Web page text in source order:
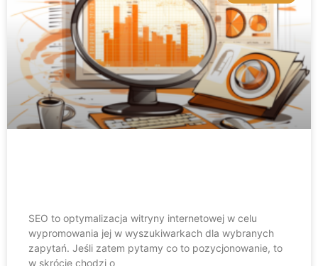
SEO to optymalizacja witryny internetowej w celu
wypromowania jej w wyszukiwarkach dla wybranych
zapytań. Jeśli zatem pytamy co to pozycjonowanie, to
w skrócie chodzi o